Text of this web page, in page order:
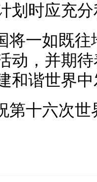
划时应充
将一如既
动，并期
和谐世界
第十六次世